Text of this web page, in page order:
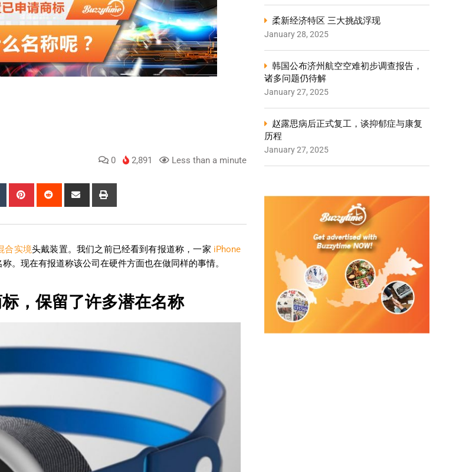
0 2,891 Less than a minute
合实境头戴装置。我们之前已经看到有报道称，一家 iPhone
。现在有报道称该公司在硬件方面也在做同样的事情。
，保留了许多潜在名称
柔新经济特区 三大挑战浮现
January 28, 2025
韩国公布济州航空空难初步调查报告，
诸多问题仍待解
January 27, 2025
赵露思病后正式复工，谈抑郁症与康复
历程
January 27, 2025